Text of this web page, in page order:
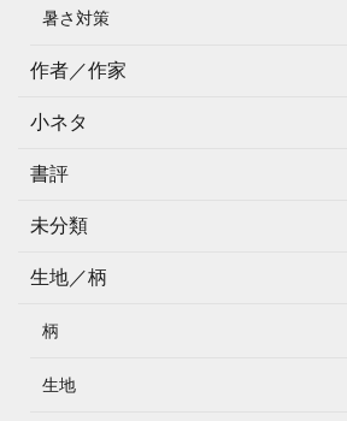
暑さ対策
作者／作家
小ネタ
書評
未分類
生地／柄
柄
生地